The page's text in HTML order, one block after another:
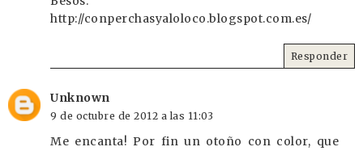
http://conperchasyaloloco.blogspot.com.es/
Responder
Unknown
9 de octubre de 2012 a las 11:03
Me encanta! Por fin un otoño con color, que